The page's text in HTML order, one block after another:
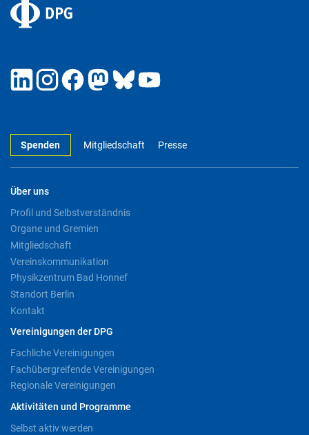
Spenden Mitgliedschaft Presse
Über uns
Profil und Selbstverständnis
Organe und Gremien
Mitgliedschaft
Vereinskommunikation
Physikzentrum Bad Honnef
Standort Berlin
Kontakt
Vereinigungen der DPG
Fachliche Vereinigungen
Fachübergreifende Vereinigungen
Regionale Vereinigungen
Aktivitäten und Programme
Selbst aktiv werden